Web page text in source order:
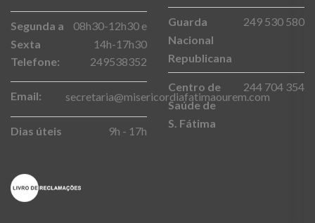
Segunda a
Sexta
08h30-12h30 e
14h-17h30
Telefone:
249538352
Email: secretaria@misericordiafatimaourem.com
Dias úteis 9h - 17h
Guarda
Nacional
Republicana
249 530 580
Centro de
Saúde de
S. Fátima
244 704 354